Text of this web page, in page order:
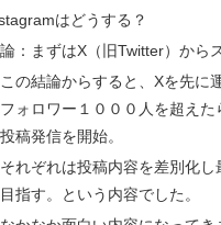
はどうする？
：まずはX（旧Twitter）から
この結論からすると、Xを先に
フォロワー１０００人を超えた
投稿発信を開始。
それぞれは投稿内容を差別化し
目指す。という内容でした。